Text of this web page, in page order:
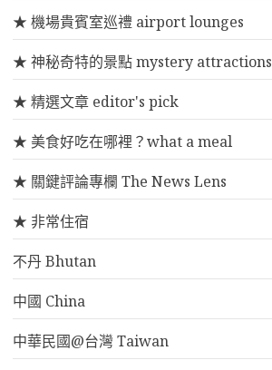
★ 機場貴賓室巡禮 airport lounges
★ 神秘奇特的景點 mystery attractions
★ 精選文章 editor's pick
★ 美食好吃在哪裡？what a meal
★ 關鍵評論專欄 The News Lens
★ 非常住宿
不丹 Bhutan
中國 China
中華民國@台灣 Taiwan